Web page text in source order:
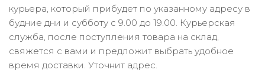
курьера, который прибудет по указанному адресу в
будние дни и субботу с 9.00 до 19.00. Курьерская
служба, после поступления товара на склад,
свяжется с вами и предложит выбрать удобное
время доставки. Уточнит адрес.